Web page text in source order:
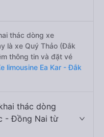
thác dòng xe
là xe Quý Thảo (Đắk
thông tin và đặt vé
limousine Ea Kar - Đắk
thác dòng
- Đồng Nai từ